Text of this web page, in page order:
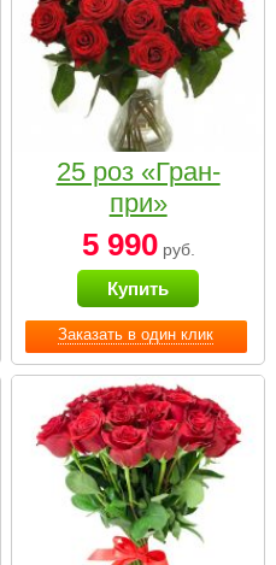
Заказать в один клик
25 роз «Гран-
при»
5 990руб.
Купить